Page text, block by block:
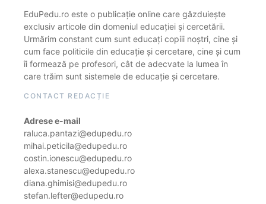
EduPedu.ro este o publicație online care găzduiește
exclusiv articole din domeniul educației și cercetării.
Urmărim constant cum sunt educați copiii noștri, cine și
cum face politicile din educație și cercetare, cine și cum
îi formează pe profesori, cât de adecvate la lumea în
care trăim sunt sistemele de educație și cercetare.
CONTACT REDACȚIE
Adrese e-mail
raluca.pantazi@edupedu.ro
mihai.peticila@edupedu.ro
costin.ionescu@edupedu.ro
alexa.stanescu@edupedu.ro
diana.ghimisi@edupedu.ro
stefan.lefter@edupedu.ro